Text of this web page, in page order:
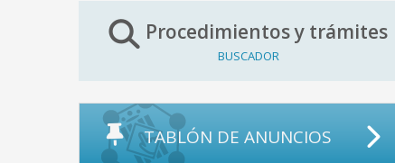
Procedimientos y trámites
BUSCADOR
TABLÓN DE ANUNCIOS